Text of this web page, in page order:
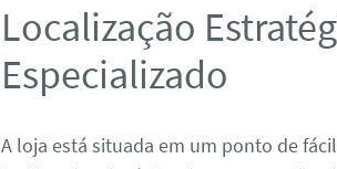
Localização
Especializado
A loja está situada em um ponto de